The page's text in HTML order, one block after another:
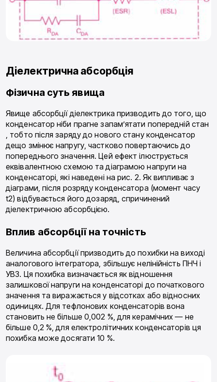
Діелектрична абсорбція
Фізична суть явища
Явище абсорбції діелектрика призводить до того, що
конденсатор ніби прагне запам’ятати попередній стан
, тобто після заряду до нового стану конденсатор
дещо змінює напругу, частково повертаючись до
попереднього значення. Цей ефект ілюструється
еквівалентною схемою та діаграмою напруги на
конденсаторі, які наведені на рис. 2. Як випливає з
діаграми, після розряду конденсатора (момент часу
t2) відбувається його дозаряд, спричинений
діелектричною абсорбцією.
Вплив абсорбції на точність
Величина абсорбції призводить до похибки на виході
аналогового інтегратора, збільшує нелінійність ПНЧ і
УВЗ. Ця похибка визначається як відношення
залишкової напруги на конденсаторі до початкового
значення та виражається у відсотках або відносних
одиницях. Для тефлонових конденсаторів вона
становить не більше 0,002 %, для керамічних — не
більше 0,2 %, для електролітичних конденсаторів ця
похибка може досягати 10 %.